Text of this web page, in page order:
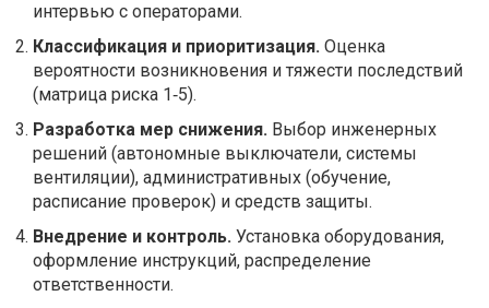
интервью с операторами.
Классификация и приоритизация. Оценка
вероятности возникновения и тяжести последствий
(матрица риска 1‑5).
Разработка мер снижения. Выбор инженерных
решений (автономные выключатели, системы
вентиляции), административных (обучение,
расписание проверок) и средств защиты.
Внедрение и контроль. Установка оборудования,
оформление инструкций, распределение
ответственности.